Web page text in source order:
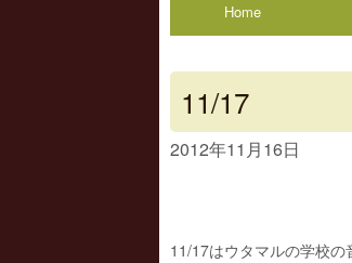
Home
11/17
2012年11月16日
11/17はウタマルの学校の